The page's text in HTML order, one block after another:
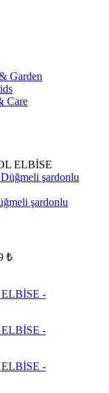
Garden
Care
ELBİSE
şardonlu
₺